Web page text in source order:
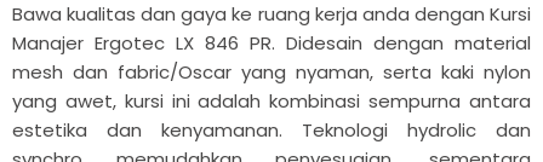
Bawa kualitas dan gaya ke ruang kerja anda dengan Kursi
Manajer Ergotec LX 846 PR. Didesain dengan material
mesh dan fabric/Oscar yang nyaman, serta kaki nylon
yang awet, kursi ini adalah kombinasi sempurna antara
estetika dan kenyamanan. Teknologi hydrolic dan